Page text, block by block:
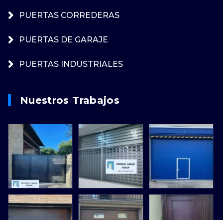
PUERTAS CORREDERAS
PUERTAS DE GARAJE
PUERTAS INDUSTRIALES
Nuestros Trabajos